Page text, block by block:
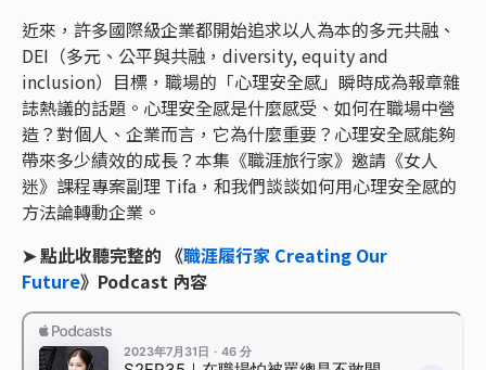
近來，許多國際級企業都開始追求以人為本的多元共融、
DEI（多元、公平與共融，diversity, equity and
inclusion）目標，職場的「心理安全感」瞬時成為報章雜
誌熱議的話題。心理安全感是什麼感受、如何在職場中營
造？對個人、企業而言，它為什麼重要？心理安全感能夠
帶來多少績效的成長？本集《職涯旅行家》邀請《女人
迷》課程專案副理 Tifa，和我們談談如何用心理安全感的
方法論轉動企業。
➤ 點此收聽完整的 《職涯履行家 Creating Our
Future》Podcast 內容